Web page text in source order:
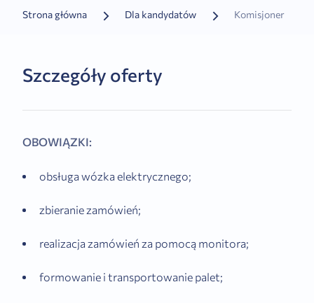
Strona główna Dla kandydatów Komisjoner
Szczegóły oferty
OBOWIĄZKI:
obsługa wózka elektrycznego;
zbieranie zamówień;
realizacja zamówień za pomocą monitora;
formowanie i transportowanie palet;